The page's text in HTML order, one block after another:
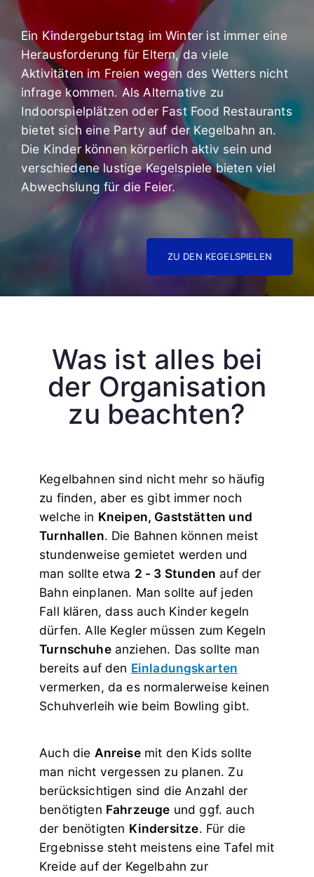
Ein Kindergeburtstag im Winter ist immer eine
Herausforderung für Eltern, da viele
Aktivitäten im Freien wegen des Wetters nicht
infrage kommen. Als Alternative zu
Indoorspielplätzen oder Fast Food Restaurants
bietet sich eine Party auf der Kegelbahn an.
Die Kinder können körperlich aktiv sein und
verschiedene lustige Kegelspiele bieten viel
Abwechslung für die Feier.
ZU DEN KEGELSPIELEN
Was ist alles bei
der Organisation
zu beachten?
Kegelbahnen sind nicht mehr so häufig
zu finden, aber es gibt immer noch
welche in Kneipen, Gaststätten und
Turnhallen. Die Bahnen können meist
stundenweise gemietet werden und
man sollte etwa 2 - 3 Stunden auf der
Bahn einplanen. Man sollte auf jeden
Fall klären, dass auch Kinder kegeln
dürfen. Alle Kegler müssen zum Kegeln
Turnschuheanziehen. Das sollte man
bereits auf den Einladungskarten
vermerken, da es normalerweise keinen
Schuhverleih wie beim Bowling gibt.
Auch die Anreisemit den Kids sollte
man nicht vergessen zu planen. Zu
berücksichtigen sind die Anzahl der
benötigten Fahrzeuge und ggf. auch
der benötigten Kindersitze. Für die
Ergebnisse steht meistens eine Tafel mit
Kreide auf der Kegelbahn zur